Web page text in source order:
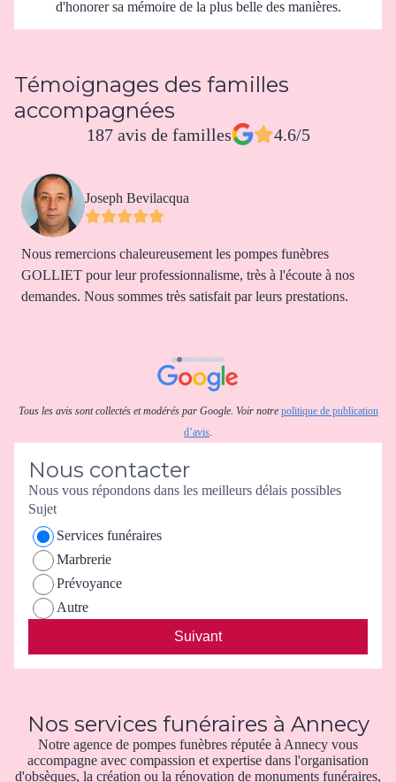
d'honorer sa mémoire de la plus belle des manières.
Témoignages des familles
accompagnées
187 avis de familles 4.6/5
Joseph Bevilacqua
Nous remercions chaleureusement les pompes funèbres
GOLLIET pour leur professionnalisme, très à l'écoute à nos
demandes. Nous sommes très satisfait par leurs prestations.
Tous les avis sont collectés et modérés par Google. Voir notre politique de publication
d’avis.
Nous contacter
Nous vous répondons dans les meilleurs délais possibles
Sujet
Services funéraires
Marbrerie
Prévoyance
Autre
Suivant
Nos services funéraires à Annecy
Notre agence de pompes funèbres réputée à Annecy vous
accompagne avec compassion et expertise dans l'organisation
d'obsèques, la création ou la rénovation de monuments funéraires,